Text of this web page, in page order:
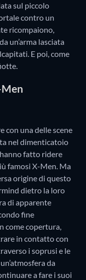
sul piccolo
contro un
ricompaiono,
un’arma lasciata
E poi, come
con una delle scene
nel dimenticatoio
fatto ridere
famosi X-Men. Ma
origine di questo
dietro la loro
di apparente
fine
come copertura,
in contatto con
i soprusi e le
da
a fare i suoi